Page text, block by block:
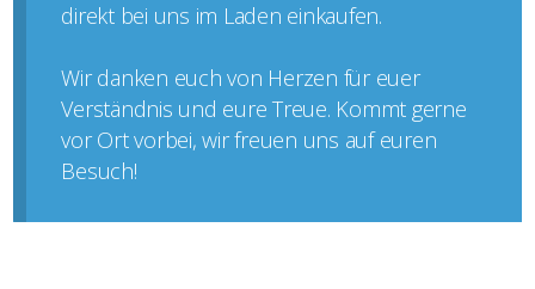
direkt bei uns im Laden einkaufen.
Wir danken euch von Herzen für euer
Verständnis und eure Treue. Kommt gerne
vor Ort vorbei, wir freuen uns auf euren
Besuch!